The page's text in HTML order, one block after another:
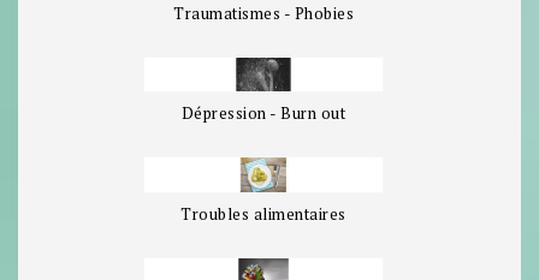
Traumatismes - Phobies
Dépression - Burn out
Troubles alimentaires